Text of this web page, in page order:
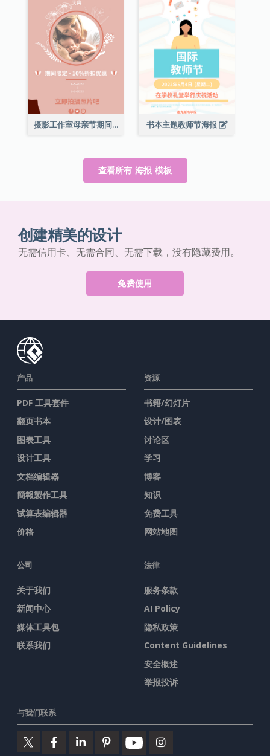
摄影工作室母亲节期间限定优惠宣传海报 书本主题教师节海报
查看所有 海报 模板
创建精美的设计
无需信用卡、无需合同、无需下载，没有隐藏费用。
免费使用
产品
PDF 工具套件
翻页书本
图表工具
设计工具
文档编辑器
簡報製作工具
试算表编辑器
价格
资源
书籍/幻灯片
设计/图表
讨论区
学习
博客
知识
免费工具
网站地图
公司
关于我们
新闻中心
媒体工具包
联系我们
法律
服务条款
AI Policy
隐私政策
Content Guidelines
安全概述
举报投诉
与我们联系